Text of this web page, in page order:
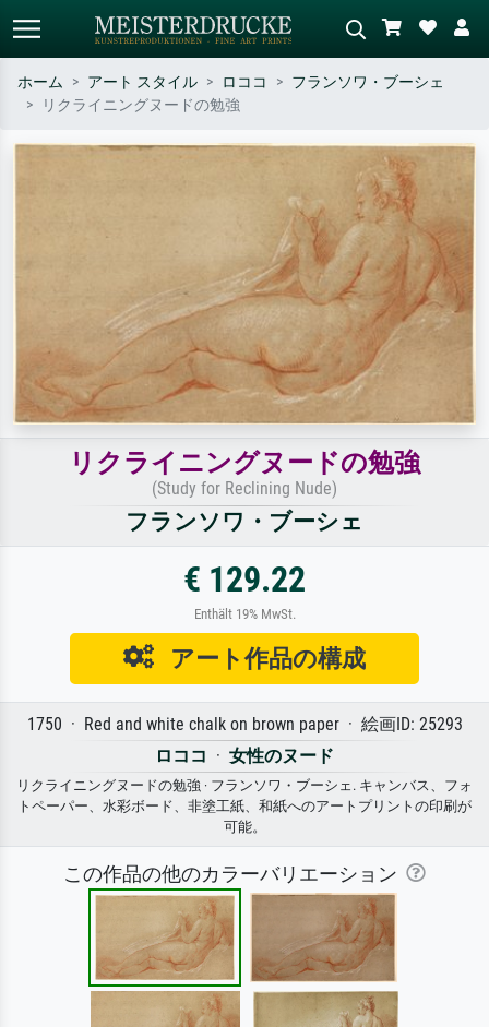
作家名・作品名・スタイルで検索
シーンを説明してください – 例：
緑の草原、赤の多い抽象画、暗い
油絵、木のそばの立ち姿のヌー
ド。
ホーム アート スタイル ロココ
フランソワ・ブーシェ
リクライニングヌードの勉強
リクライニングヌードの勉強
(Study for Reclining Nude)
フランソワ・ブーシェ
€ 129.22
Enthält 19% MwSt.
アート作品の構成
1750 · Red and white chalk on brown paper · 絵画ID: 25293
ロココ · 女性のヌード
リクライニングヌードの勉強 · フランソワ・ブーシェ. キャンバス、フォ
トペーパー、水彩ボード、非塗工紙、和紙へのアートプリントの印刷が
可能。
この作品の他のカラーバリエーション